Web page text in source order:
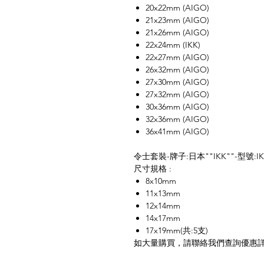
20x22mm (AIGO)
21x23mm (AIGO)
21x26mm (AIGO)
22x24mm (IKK)
22x27mm (AIGO)
26x32mm (AIGO)
27x30mm (AIGO)
27x32mm (AIGO)
30x36mm (AIGO)
32x36mm (AIGO)
36x41mm (AIGO)
令士套裝-牌子:日本""IKK""-型號
尺寸規格 :
8x10mm
11x13mm
12x14mm
14x17mm
17x19mm(共:5支)
如大量購買，請聯絡我們查詢優惠詳